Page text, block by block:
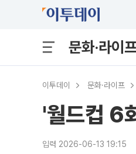
문화·라이
이투데이 문화·라이프
'월드컵 6
입력 2026-06-13 19:15